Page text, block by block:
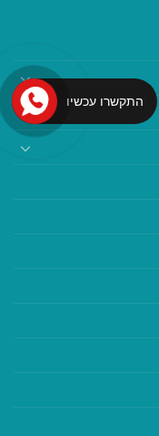
התקשרו עכשיו